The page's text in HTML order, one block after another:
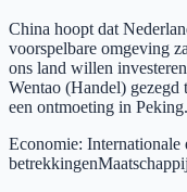
China hoopt dat
voorspelbare omgeving
ons land willen
Wentao (Handel) gezegd
een ontmoeting in Peking.
Economie: Internationale
betrekkingen